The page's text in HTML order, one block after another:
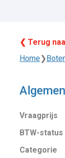
❮ Terug
Home❯
Vraagprijs
BTW-status
Categorie